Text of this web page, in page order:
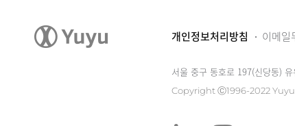
개인정보처리방침 이메일
서울 중구 동호로 197(신당동) 유
Copyright Ⓒ1996-2022